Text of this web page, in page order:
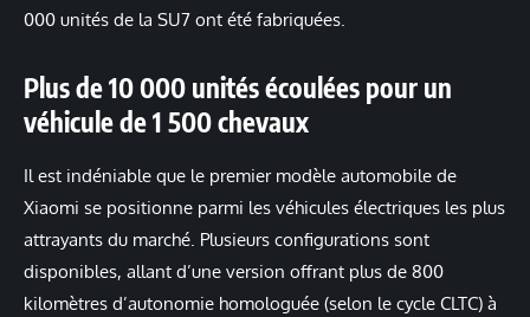
000 unités de la SU7 ont été fabriquées.
Plus de 10 000 unités écoulées pour un
véhicule de 1 500 chevaux
Il est indéniable que le premier modèle automobile de
Xiaomi se positionne parmi les véhicules électriques les plus
attrayants du marché. Plusieurs configurations sont
disponibles, allant d’une version offrant plus de 800
kilomètres d’autonomie homologuée (selon le cycle CLTC) à